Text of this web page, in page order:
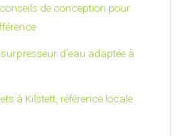
de conception pour
d’eau adaptée à
à Kilstett, référence locale